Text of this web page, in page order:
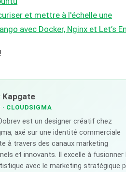
et mettre à l'échelle une
avec Docker, Nginx et Let’s
Kapgate
· CLOUDSIGMA
est un designer créatif chez
axé sur une identité commerciale
à travers des canaux marketing
et innovants. Il excelle à fusionner
avec le marketing stratégique